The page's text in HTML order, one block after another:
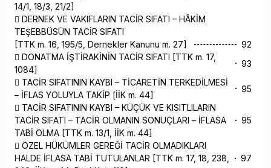
14/1, 18/3, 21/2]
 DERNEK VE VAKIFLARIN TACİR SIFATI – HÂKİM
TEŞEBBÜSÜN TACİR SIFATI
[TTK m. 16, 195/5, Dernekler Kanunu m. 27]
92
 DONATMA İŞTİRAKİNİN TACİR SIFATI [TTK m. 17,
1084]
93
 TACİR SIFATININ KAYBI – TİCARETİN TERKEDİLMESİ
– İFLAS YOLUYLA TAKİP [İİK m. 44]
95
 TACİR SIFATININ KAYBI – KÜÇÜK VE KISITLILARIN
TACİR SIFATI – TACİR OLMANIN SONUÇLARI – İFLASA
TABİ OLMA [TTK m. 13/1, İİK m. 44]
95
 ÖZEL HÜKÜMLER GEREĞİ TACİR OLMADIKLARI
HALDE İFLASA TABİ TUTULANLAR [TTK m. 17, 18, 238,
97